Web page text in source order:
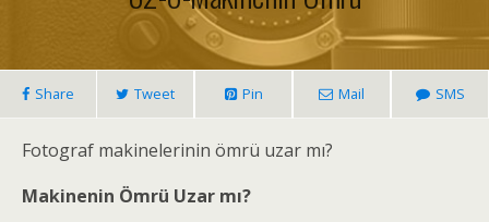
Share Tweet Pin Mail SMS
Fotograf makinelerinin ömrü uzar mı?
Makinenin Ömrü Uzar mı?